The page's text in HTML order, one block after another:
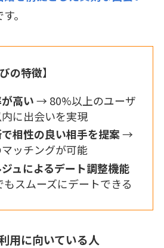
。
の特徴】
高い→ 80%以上のユーザ
に出会いを実現
相性の良い相手を提案→
ッチングが可能
ュによるデート調整機能
スムーズにデートできる
用に向いている人